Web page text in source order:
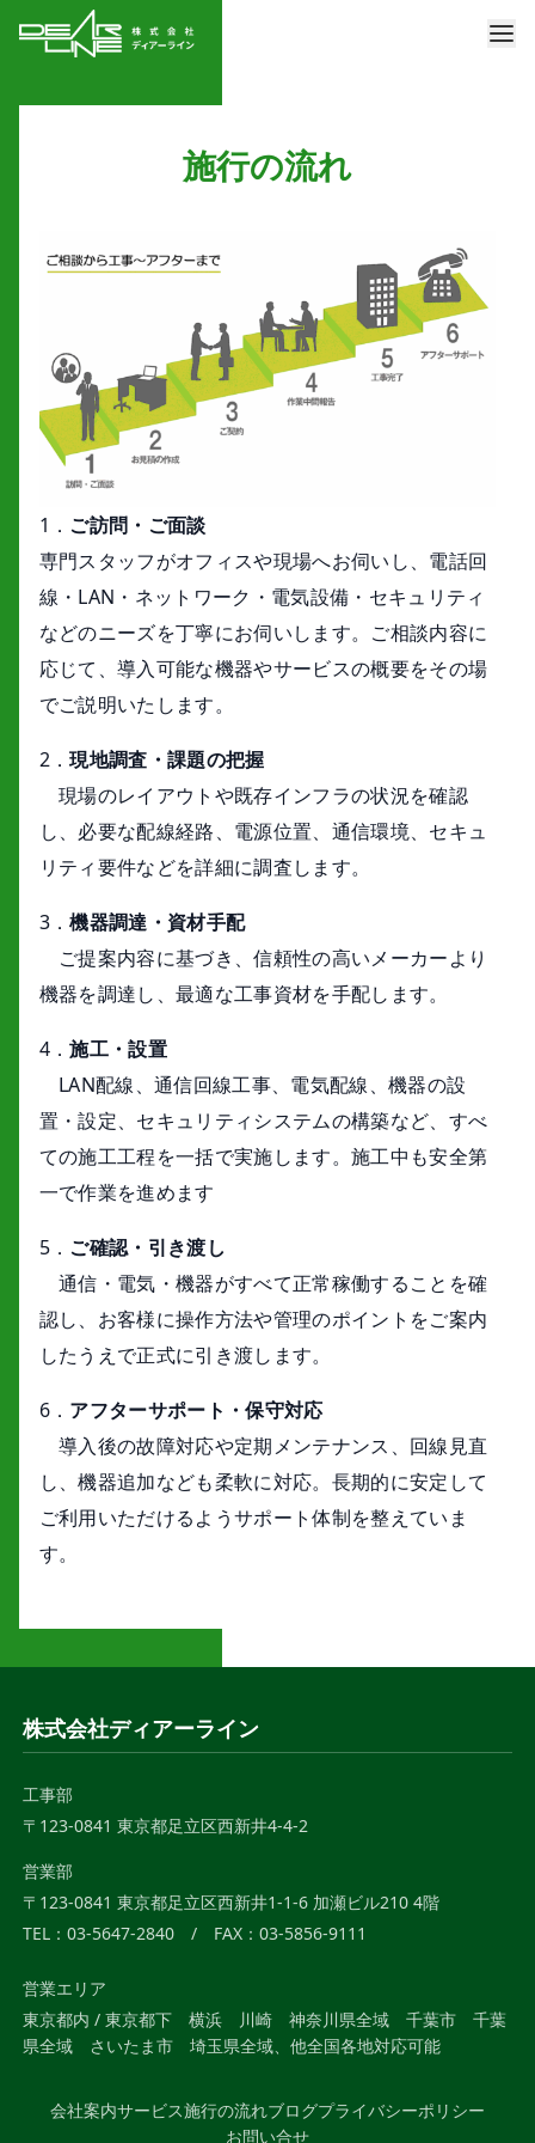
施行の流れ
1． ご訪問・ご面談
専門スタッフがオフィスや現場へお伺いし、電話回
線・LAN・ネットワーク・電気設備・セキュリティ
などのニーズを丁寧にお伺いします。ご相談内容に
応じて、導入可能な機器やサービスの概要をその場
でご説明いたします。
2．現地調査・課題の把握
現場のレイアウトや既存インフラの状況を確認
し、必要な配線経路、電源位置、通信環境、セキュ
リティ要件などを詳細に調査します。
3．機器調達・資材手配
ご提案内容に基づき、信頼性の高いメーカーより
機器を調達し、最適な工事資材を手配します。
4．施工・設置
LAN配線、通信回線工事、電気配線、機器の設
置・設定、セキュリティシステムの構築など、すべ
ての施工工程を一括で実施します。施工中も安全第
一で作業を進めます
5． ご確認・引き渡し
通信・電気・機器がすべて正常稼働することを確
認し、お客様に操作方法や管理のポイントをご案内
したうえで正式に引き渡します。
6． アフターサポート・保守対応
導入後の故障対応や定期メンテナンス、回線見直
し、機器追加なども柔軟に対応。長期的に安定して
ご利用いただけるようサポート体制を整えていま
す。
株式会社ディアーライン
工事部
〒123-0841 東京都足立区西新井4-4-2
営業部
〒123-0841 東京都足立区西新井1-1-6 加瀬ビル210 4階
TEL：03-5647-2840 / FAX：03-5856-9111
営業エリア
東京都内 / 東京都下 横浜 川崎 神奈川県全域 千葉市 千葉
県全域 さいたま市 埼玉県全域、他全国各地対応可能
会社案内サービス施行の流れブログプライバシーポリシー
お問い合せ